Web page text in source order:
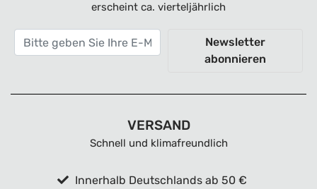
erscheint ca. vierteljährlich
Newsletter
abonnieren
VERSAND
Schnell und klimafreundlich
Innerhalb Deutschlands ab 50 €